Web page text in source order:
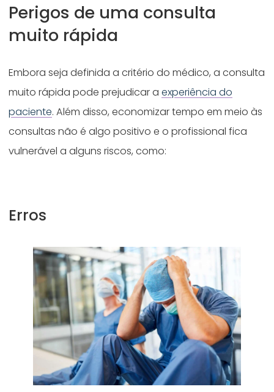
Perigos de uma consulta
muito rápida
Embora seja definida a critério do médico, a consulta
muito rápida pode prejudicar aexperiência do
paciente. Além disso, economizar tempo em meio às
consultas não é algo positivo e o profissional fica
vulnerável a alguns riscos, como:
Erros